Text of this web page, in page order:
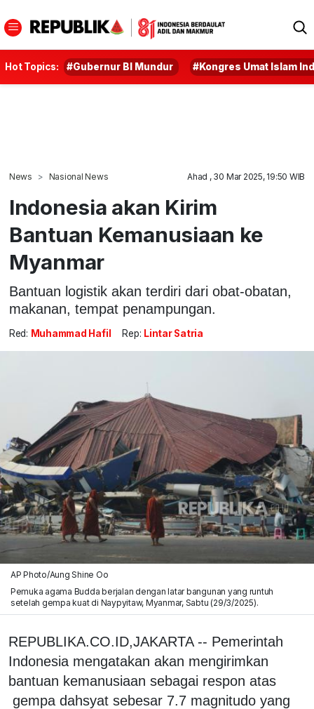
Hot Topics: #Gubernur BI Mundur #Kongres Umat Islam
News Nasional News Ahad , 30 Mar 2025, 19:50 WIB
Indonesia akan Kirim
Bantuan Kemanusiaan ke
Myanmar
Bantuan logistik akan terdiri dari obat-obatan,
makanan, tempat penampungan.
Red: Muhammad Hafil Rep: Lintar Satria
AP Photo/Aung Shine Oo
Pemuka agama Budda berjalan dengan latar bangunan yang runtuh
setelah gempa kuat di Naypyitaw, Myanmar, Sabtu (29/3/2025).
REPUBLIKA.CO.ID,JAKARTA -- Pemerintah
Indonesia mengatakan akan mengirimkan
bantuan kemanusiaan sebagai respon atas
gempa dahsyat sebesar 7.7 magnitudo yang